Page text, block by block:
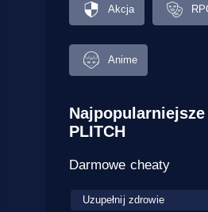
Akcja
Anime
PLITCH
Darmowe cheaty
Uzupełnij zdrowie